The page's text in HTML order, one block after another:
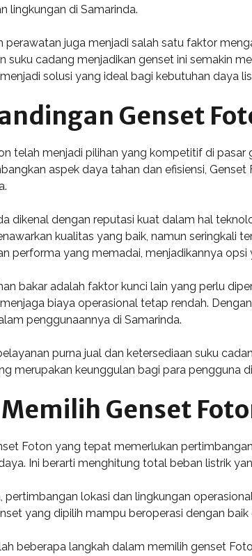
lingkungan di Samarinda.
perawatan juga menjadi salah satu faktor
suku cadang menjadikan genset ini semakin
solusi yang ideal bagi kebutuhan daya
Genset
telah menjadi pilihan yang kompetitif di
aspek daya tahan dan efisiensi,
dikenal dengan reputasi kuat dalam hal
kualitas yang baik, namun seringkali
performa yang memadai, menjadikannya
bakar adalah faktor kunci lain yang perlu
biaya operasional tetap rendah.
penggunaannya di Samarinda.
purna jual dan ketersediaan suku
merupakan keunggulan bagi para pengguna
Genset
Foton yang tepat memerlukan
Ini berarti menghitung total beban listrik
pertimbangan lokasi dan lingkungan
yang dipilih mampu beroperasi dengan
beberapa langkah dalam memilih genset